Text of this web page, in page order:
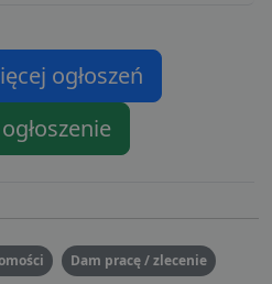
ogłoszeń
Dam pracę / zlecenie